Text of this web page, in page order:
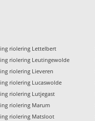
riolering Lettelbert
riolering Leutingewolde
riolering Lieveren
riolering Lucaswolde
riolering Lutjegast
riolering Marum
riolering Matsloot